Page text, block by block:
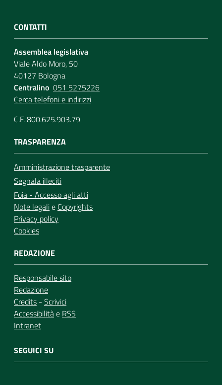
CONTATTI
Assemblea legislativa
Viale Aldo Moro, 50
40127 Bologna
Centralino 051 5275226
Cerca telefoni e indirizzi
C.F. 800.625.903.79
TRASPARENZA
Amministrazione trasparente
Segnala illeciti
Foia - Accesso agli atti
Note legalie Copyrights
Privacy policy
Cookies
REDAZIONE
Responsabile sito
Redazione
Credits - Scrivici
Accessibilitàe RSS
Intranet
SEGUICI SU